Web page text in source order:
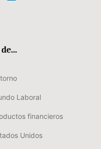
Laboral
financieros
Unidos